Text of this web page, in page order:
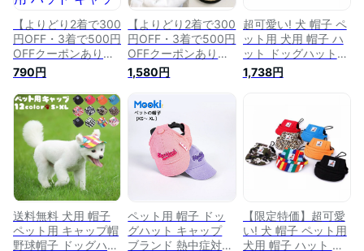
お出かけ 旅行
り物 アウトドア お
出かけ 旅行
ドア お出かけ 旅行
【よりどり2着で300
円OFF・3着で500円
OFFクーポンあり】
犬 帽子 ペット用 犬
用 ハット キャップ
ドッグハット 耳穴あ
り 熱中症対策 夏バ
テ 日射病 日よけ つ
ば付き 涼しい かわ
いい 小型犬 いぬ 猫
ねこ ワンちゃん プ
レゼント 誕生日 被
り物 アウトドア お
出かけ 旅行
790円
【よりどり2着で300
円OFF・3着で500円
OFFクーポンあり】
犬 帽子 上品 ペット
用 犬用 ハット キャ
ップ ドッグハット
耳穴あり 熱中症対策
夏バテ 日射病 日よ
け つば付き 涼しい
かわいい いぬ 猫 ね
こ ワンちゃん キャ
ップ プレゼント 誕
ドア お出かけ旅行
1,580円
超可愛い! 犬 帽子 ペ
ット用 犬用 帽子 ハ
ット ドッグハット
リボン 秋冬 日射病
日よけ つば付き 涼
型犬 小型犬 イヌ い
ぬ 猫 ネコ ねこ りぼ
ん メール便OK
【a073】送料無料
1,738円
送料無料 犬用 帽子
ペット用 キャップ帽
野球帽子 ドッグハッ
ペット用 帽子 ドッ
グハット キャップ
ブランド 熱中症対策
【限定特価】超可愛
い! 犬 帽子 ペット用
犬用 帽子 ハット ド